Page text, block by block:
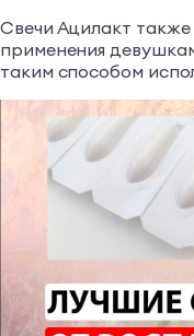
Свечи Ацилакт
применения
таким способом